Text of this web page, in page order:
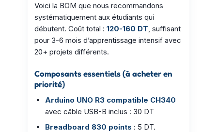
Voici la BOM que nous recommandons
systématiquement aux étudiants qui
débutent. Coût total : 120-160 DT, suffisant
pour 3-6 mois d’apprentissage intensif avec
20+ projets différents.
Composants essentiels (à acheter en
priorité)
Arduino UNO R3 compatible CH340
avec câble USB-B inclus : 30 DT
Breadboard 830 points : 5 DT.